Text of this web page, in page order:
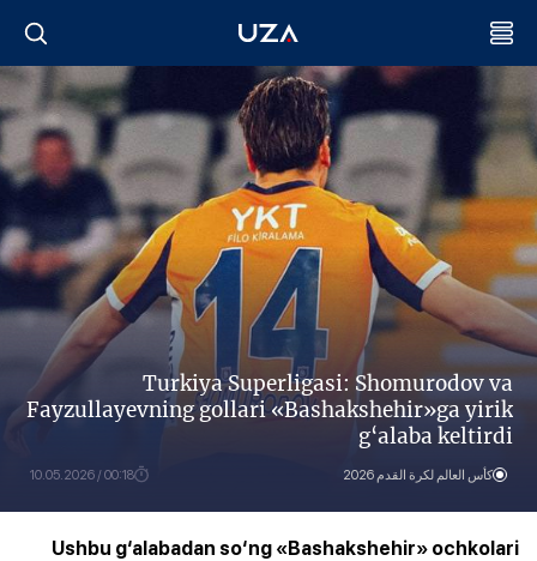
Тurkiya Superligasi: Shomurodov va
Fayzullayevning gollari «Bashakshehir»ga yirik
g‘alaba keltirdi
كأس العالم لكرة القدم 2026 00:18 / 10.05.2026
Ushbu g‘alabadan so‘ng «Bashakshehir» ochkolari